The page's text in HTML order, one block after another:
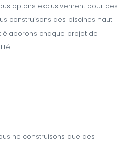
optons exclusivement pour des
construisons des piscines haut
chaque projet de
ne construisons que des